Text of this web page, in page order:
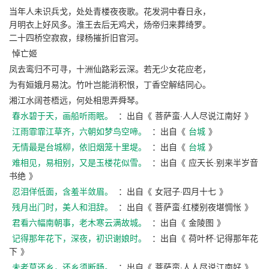
当年人未识兵戈，处处青楼夜夜歌。花发洞中春日永，
月明衣上好风多。淮王去后无鸡犬，炀帝归来葬绮罗。
二十四桥空寂寂，绿杨摧折旧官河。
悼亡姬
凤去鸾归不可寻，十洲仙路彩云深。若无少女花应老，
为有姮娥月易沈。竹叶岂能消积恨，丁香空解结同心。
湘江水阔苍梧远，何处相思弄舜琴。
春水碧于天，画船听雨眠。
：出自《 菩萨蛮·人人尽说江南好 》
江雨霏霏江草齐，六朝如梦鸟空啼。
：出自《 台城 》
无情最是台城柳，依旧烟笼十里堤。
：出自《 台城 》
难相见，易相别，又是玉楼花似雪。
：出自《 应天长·别来半岁音
书绝 》
忍泪佯低面，含羞半敛眉。
：出自《 女冠子·四月十七 》
残月出门时，美人和泪辞。
：出自《 菩萨蛮·红楼别夜堪惆怅 》
君看六幅南朝事，老木寒云满故城。
：出自《 金陵图 》
记得那年花下，深夜，初识谢娘时。
：出自《 荷叶杯·记得那年花
下 》
未老莫还乡，还乡须断肠。
：出自《 菩萨蛮·人人尽说江南好 》